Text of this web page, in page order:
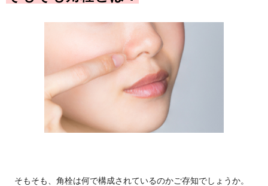
そもそも、角栓は何で構成されているのかご存知でしょうか。